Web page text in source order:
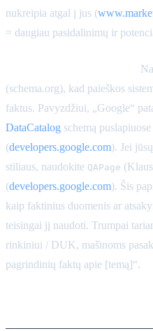
nukreipia atgal į jus (
= daugiau pasidalinimų ir
(schema.org), kad paieškos
faktus. Pavyzdžiui, „Google“
DataCatalog schemą
(developers.google.com). Jei
stiliaus, naudokite QAPage
(developers.google.com). Šis
kaip faktinius duomenis ar
teisingai jį naudoti. Trumpai
rinkiniui / DUK, mašinoms
pagrindinių faktų apie [temą]“.